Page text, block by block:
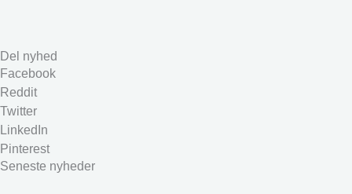
Del nyhed
Facebook
Reddit
Twitter
LinkedIn
Pinterest
Seneste nyheder